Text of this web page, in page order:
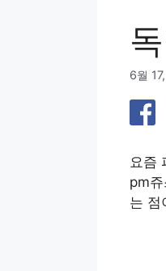
6월
요즘
pm
는 점